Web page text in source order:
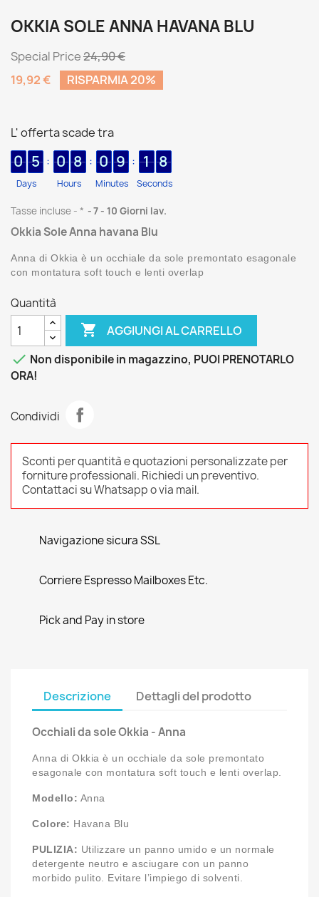
OKKIA SOLE ANNA HAVANA BLU
Special Price24,90 €
19,92 €
RISPARMIA 20%
L' offerta scade tra
0 5
Days
: 0 8
Hours
: 0 9
Minutes
: 1 8
Seconds
Tasse incluse * 7 - 10 Giorni lav.
Okkia Sole Anna havana Blu
Anna di Okkia è un occhiale da sole premontato esagonale
con montatura soft touch e lenti overlap
Quantità
 AGGIUNGI AL CARRELLO
 Non disponibile in magazzino, PUOI PRENOTARLO
ORA!
Condividi
Sconti per quantità e quotazioni personalizzate per
forniture professionali. Richiedi un preventivo.
Contattaci su Whatsapp o via mail.
Navigazione sicura SSL
Corriere Espresso Mailboxes Etc.
Pick and Pay in store
Descrizione Dettagli del prodotto
Occhiali da sole Okkia - Anna
Anna di Okkia è un occhiale da sole premontato
esagonale con montatura soft touch e lenti overlap.
Modello: Anna
Colore: Havana Blu
PULIZIA: Utilizzare un panno umido e un normale
detergente neutro e asciugare con un panno
morbido pulito. Evitare l’impiego di solventi.